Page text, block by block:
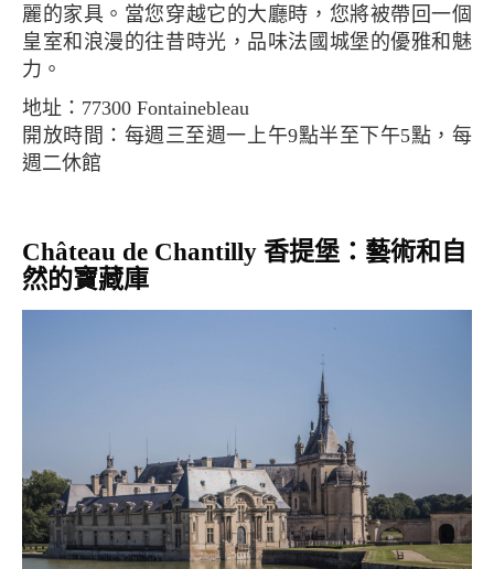
麗的家具。當您穿越它的大廳時，您將被帶回一個
皇室和浪漫的往昔時光，品味法國城堡的優雅和魅
力。
地址：77300 Fontainebleau
開放時間：每週三至週一上午9點半至下午5點，每
週二休館
Château de Chantilly 香提堡：藝術和自
然的寶藏庫